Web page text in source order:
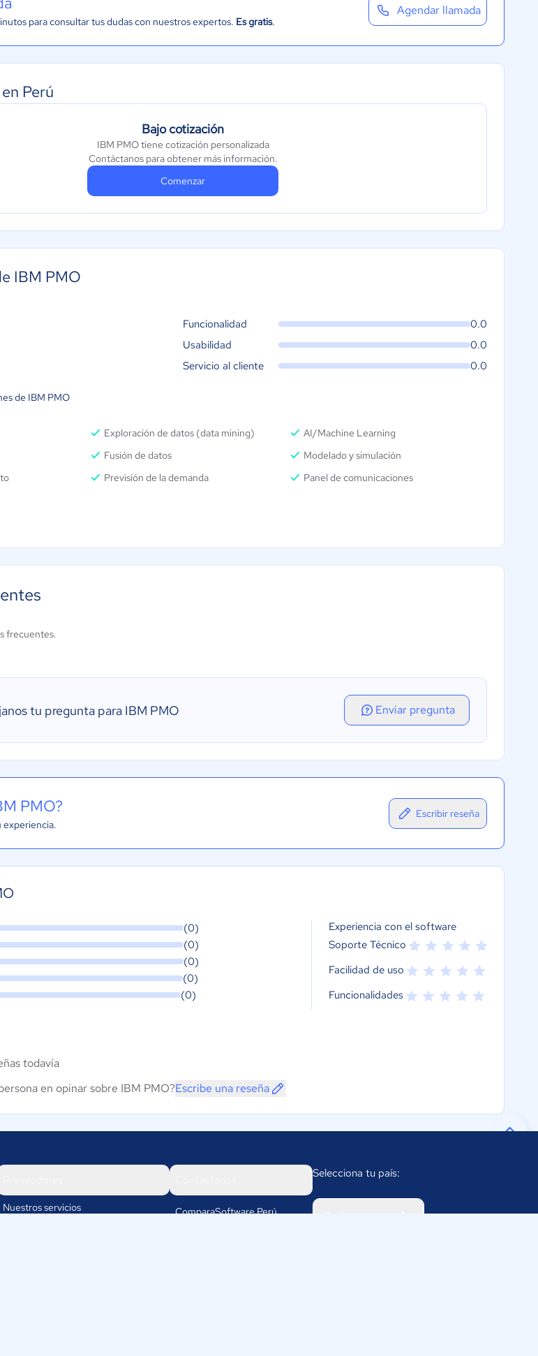
para consultar tus dudas con nuestros expertos. Es gratis.
Agendar llamada
Perú
Bajo cotización
IBM PMO tiene cotización personalizada
Contáctanos para obtener más información.
Comenzar
IBM PMO
Funcionalidad
0.0
Usabilidad
0.0
Servicio al cliente
0.0
de IBM PMO
Exploración de datos (data mining)
AI/Machine Learning
Fusión de datos
Modelado y simulación
Previsión de la demanda
Panel de comunicaciones
frecuentes.
tu pregunta para IBM PMO Enviar pregunta
PMO?
experiencia.
Escribir reseña
(0)
(0)
(0)
(0)
(0)
Experiencia con el software
Soporte Técnico
Facilidad de uso
Funcionalidades
todavía
en opinar sobre IBM PMO?Escribe una reseña
Nuestros servicios
ComparaSoftware Perú
Selecciona tu país: